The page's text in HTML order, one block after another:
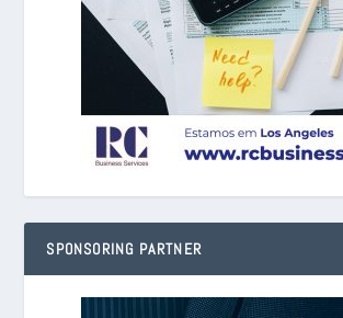
SPONSORING PARTNER